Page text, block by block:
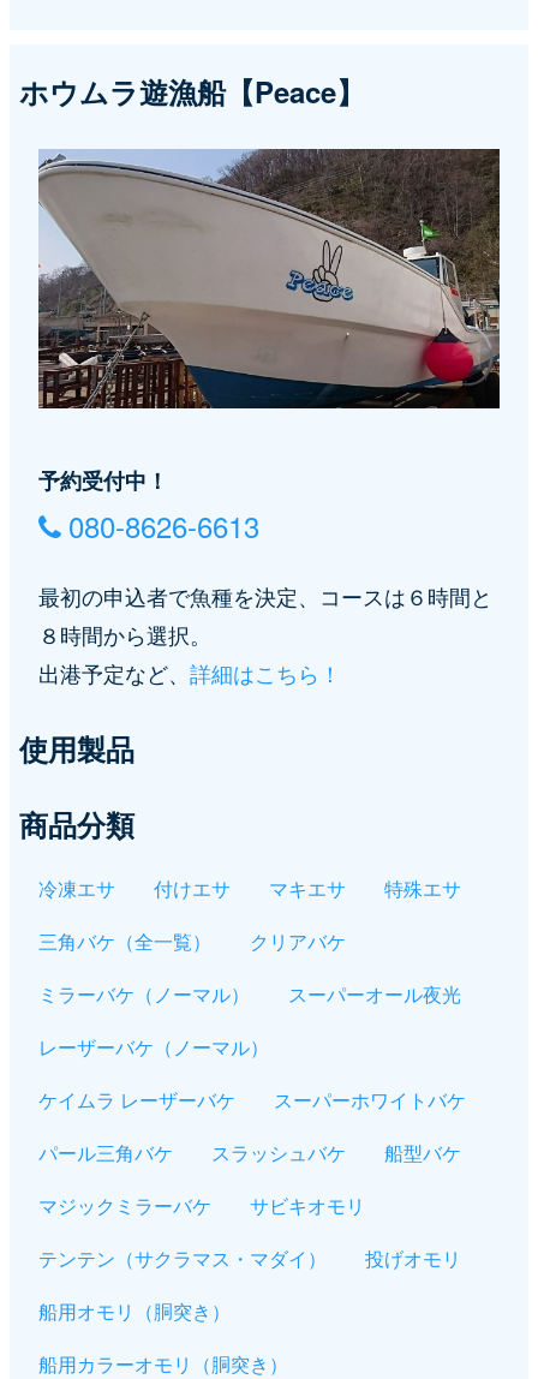
ホウムラ遊漁船【Peace】
予約受付中！
080-8626-6613
最初の申込者で魚種を決定、コースは６時間と
８時間から選択。
出港予定など、 詳細はこちら！
使用製品
商品分類
冷凍エサ 付けエサ マキエサ
特殊エサ
三角バケ（全一覧）
クリアバケ
ミラーバケ（ノーマル）
スーパーオール夜光
レーザーバケ（ノーマル）
ケイムラ レーザーバケ
スーパーホワイトバケ
パール三角バケ
スラッシュバケ
船型バケ
マジックミラーバケ
サビキオモリ
テンテン（サクラマス・マダイ）
投げオモリ
船用オモリ（胴突き）
船用カラーオモリ（胴突き）